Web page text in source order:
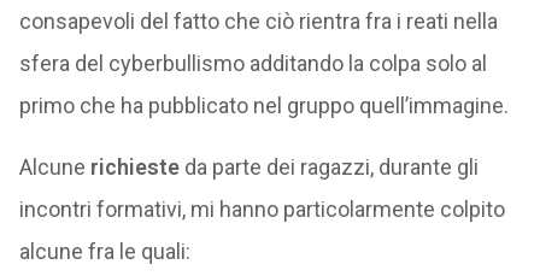
consapevoli del fatto che ciò rientra fra i reati nella
sfera del cyberbullismo additando la colpa solo al
primo che ha pubblicato nel gruppo quell’immagine.
Alcune richiesteda parte dei ragazzi, durante gli
incontri formativi, mi hanno particolarmente colpito
alcune fra le quali: